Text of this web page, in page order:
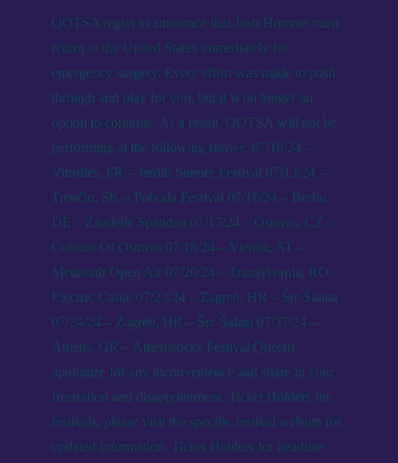
QOTSA regret to announce that Josh Homme must
return to the United States immediately for
emergency surgery. Every effort was made to push
through and play for you, but it is no longer an
option to continue. As a result, QOTSA will not be
performing at the following shows: 07/10/24 –
Vitrolles, FR – Jardin Sonore Festival 07/13/24 –
Trenčín, SK – Pohoda Festival 07/16/24 – Berlin,
DE – Zitadelle Spandau 07/17/24 – Ostrava, CZ –
Colours Of Ostrava 07/18/24 – Vienna, AT –
Metastadt Open Air 07/20/24 – Transylvania, RO –
Electric Castle 07/23/24 – Zagreb, HR – Šrc Šalata
07/24/24 – Zagreb, HR – Šrc Šalata 07/27/24 –
Athens, GR – Athensrocks Festival Queens
apologize for any inconvenience and share in your
frustration and disappointment. Ticket Holders for
festivals, please visit the specific festival website for
updated information. Ticket Holders for headline